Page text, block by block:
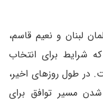
لبنان و نعیم قاسم،
که شرایط برای انتخاب
در طول روز‌های اخیر،
شدن مسیر توافق برای